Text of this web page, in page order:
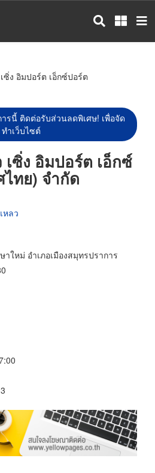
ซิ่ง อิมปอร์ต เอ็กซ์ปอร์ต
รนี้ ติดต่อรับส่วนลดพิเศษ! เพื่อจัด
ทำเว็บไซต์
ซิ่ง อิมปอร์ต เอ็กซ์
ไทย) จำกัด
หลว
ใหม่ อำเภอเมืองสมุทรปราการ